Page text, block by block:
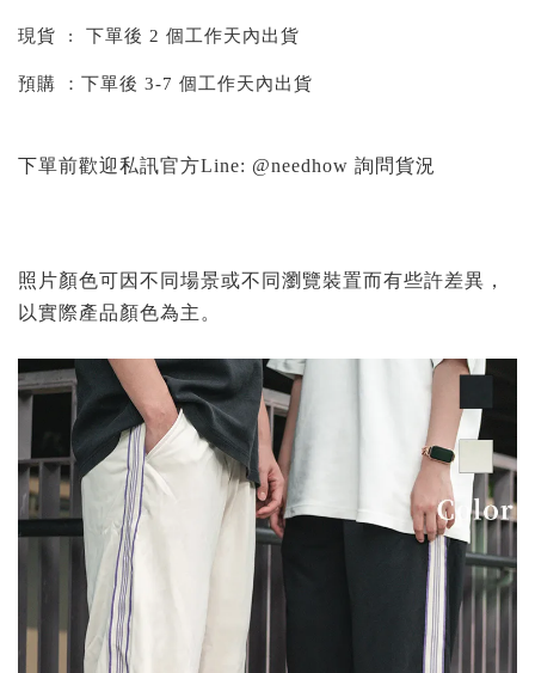
現貨 : 下單後 2 個工作天內出貨
預購 ：下單後 3-7 個工作天內出貨
下單前歡迎私訊官方Line: @needhow 詢問貨況
照片顏色可因不同場景或不同瀏覽裝置而有些許差異，
以實際產品顏色為主。